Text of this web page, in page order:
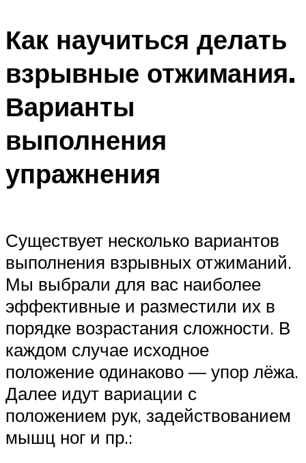
Как научиться делать
взрывные отжимания.
Варианты
выполнения
упражнения
Существует несколько вариантов
выполнения взрывных отжиманий.
Мы выбрали для вас наиболее
эффективные и разместили их в
порядке возрастания сложности. В
каждом случае исходное
положение одинаково — упор лёжа.
Далее идут вариации с
положением рук, задействованием
мышц ног и пр.: